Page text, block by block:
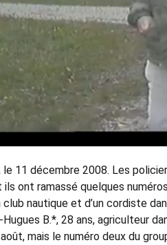
le 11 décembre 2008. Les
ont ramassé quelques
club nautique et d’un cordiste
B.*, 28 ans, agriculteur
mais le numéro deux du